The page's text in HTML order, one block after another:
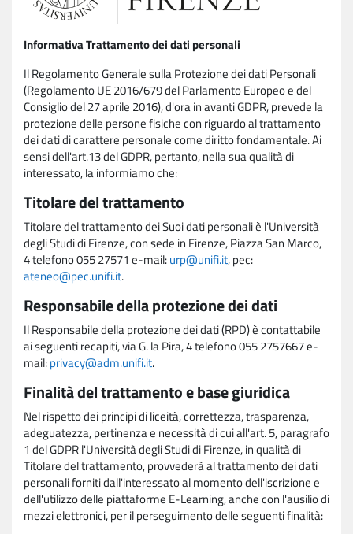
Informativa Trattamento dei dati personali
Il Regolamento Generale sulla Protezione dei dati Personali
(Regolamento UE 2016/679 del Parlamento Europeo e del
Consiglio del 27 aprile 2016), d'ora in avanti GDPR, prevede la
protezione delle persone fisiche con riguardo al trattamento
dei dati di carattere personale come diritto fondamentale. Ai
sensi dell'art.13 del GDPR, pertanto, nella sua qualità di
interessato, la informiamo che:
Titolare del trattamento
Titolare del trattamento dei Suoi dati personali è l'Università
degli Studi di Firenze, con sede in Firenze, Piazza San Marco,
4 telefono 055 27571 e-mail:urp@unifi.it, pec:
ateneo@pec.unifi.it.
Responsabile della protezione dei dati
Il Responsabile della protezione dei dati (RPD) è contattabile
ai seguenti recapiti, via G. la Pira, 4 telefono 055 2757667 e-
mail:privacy@adm.unifi.it.
Finalità del trattamento e base giuridica
Nel rispetto dei principi di liceità, correttezza, trasparenza,
adeguatezza, pertinenza e necessità di cui all'art. 5, paragrafo
1 del GDPR l'Università degli Studi di Firenze, in qualità di
Titolare del trattamento, provvederà al trattamento dei dati
personali forniti dall'interessato al momento dell'iscrizione e
dell'utilizzo delle piattaforme E-Learning, anche con l'ausilio di
mezzi elettronici, per il perseguimento delle seguenti finalità: